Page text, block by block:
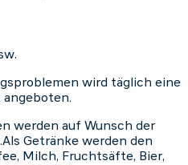
wird täglich eine
werden auf Wunsch der
Getränke werden den
Milch, Fruchtsäfte, Bier,